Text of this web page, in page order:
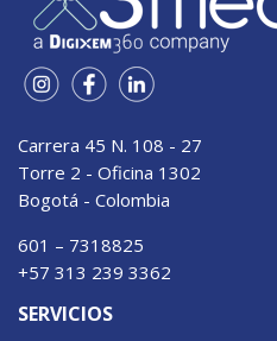
Carrera 45 N. 108 - 27
Torre 2 - Oficina 1302
Bogotá - Colombia
601 – 7318825
+57 313 239 3362
SERVICIOS